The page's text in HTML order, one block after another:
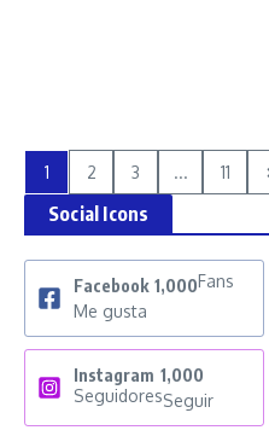
1 2 3 ... 11
Social Icons
Facebook 1,000Fans
Me gusta
Instagram 1,000
SeguidoresSeguir